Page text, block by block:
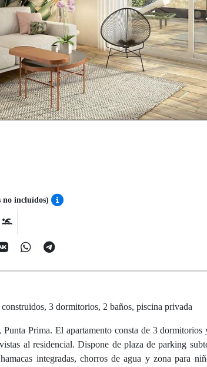
no incluídos)
3 dormitorios, 2 baños, piscina privada
Prima. El apartamento consta de 3
al residencial. Dispone de plaza de parking
integradas, chorros de agua y zona para